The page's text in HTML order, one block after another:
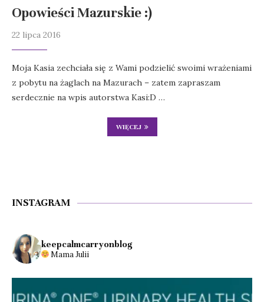
Opowieści Mazurskie :)
22 lipca 2016
Moja Kasia zechciała się z Wami podzielić swoimi wrażeniami
z pobytu na żaglach na Mazurach – zatem zapraszam
serdecznie na wpis autorstwa Kasi:D …
WIĘCEJ
INSTAGRAM
keepcalmcarryonblog
Mama Julii